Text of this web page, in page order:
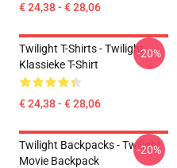
€ 24,38 - € 28,06
Twilight T-Shirts - Twilight
Klassieke T-Shirt
€ 24,38 - € 28,06
-20%
Twilight Backpacks - Twilight
Movie Backpack
-20%